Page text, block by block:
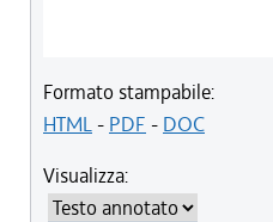
Formato stampabile:
HTML- PDF - DOC
Visualizza: